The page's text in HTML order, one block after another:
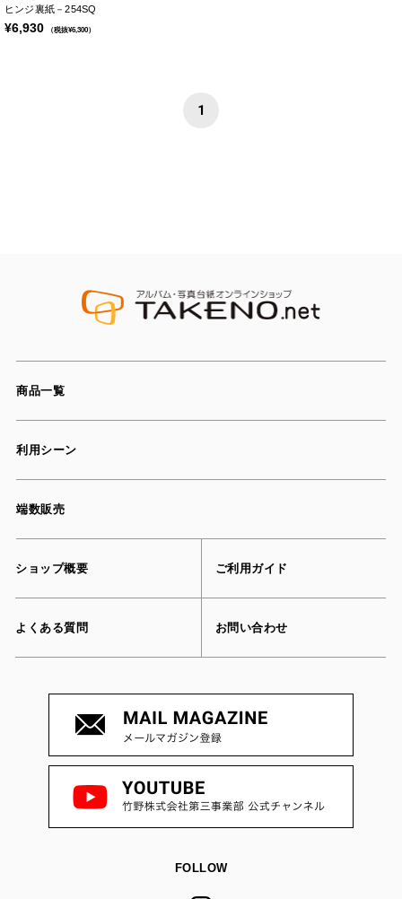
ヒンジ裏紙－254SQ
¥6,930 （税抜¥6,300）
1
商品一覧
利用シーン
端数販売
ショップ概要 ご利用ガイド
よくある質問 お問い合わせ
FOLLOW